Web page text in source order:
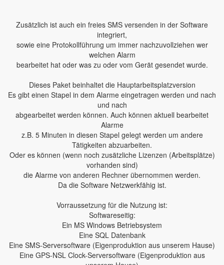
Zusätzlich ist auch ein freies SMS versenden in der Software
integriert,
sowie eine Protokollführung um immer nachzuvollziehen wer
welchen Alarm
bearbeitet hat oder was zu oder vom Gerät gesendet wurde.
Dieses Paket beinhaltet die Hauptarbeitsplatzversion
Es gibt einen Stapel in dem Alarme eingetragen werden und nach
und nach
abgearbeitet werden können. Auch können aktuell bearbeitet
Alarme
z.B. 5 Minuten in diesen Stapel gelegt werden um andere
Tätigkeiten abzuarbeiten.
Oder es können (wenn noch zusätzliche Lizenzen (Arbeitsplätze)
vorhanden sind)
die Alarme von anderen Rechner übernommen werden.
Da die Software Netzwerkfähig ist.
Vorraussetzung für die Nutzung ist:
Softwareseitig:
Ein MS Windows Betriebsystem
Eine SQL Datenbank
Eine SMS-Serversoftware (Eigenproduktion aus unserem Hause)
Eine GPS-NSL Clock-Serversoftware (Eigenproduktion aus